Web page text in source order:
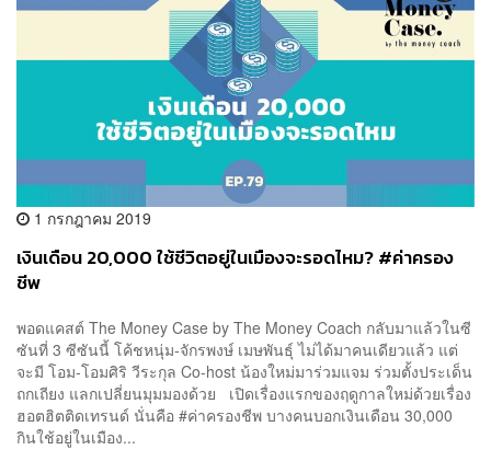
1 กรกฎาคม 2019
เงินเดือน 20,000 ใช้ชีวิตอยู่ในเมืองจะรอดไหม? #ค่าครอง
ชีพ
พอดแคสต์ The Money Case by The Money Coach กลับมาแล้วในซี
ซันที่ 3 ซีซันนี้ โค้ชหนุ่ม-จักรพงษ์ เมษพันธุ์ ไม่ได้มาคนเดียวแล้ว แต่
จะมี โอม-โอมศิริ วีระกุล Co-host น้องใหม่มาร่วมแจม ร่วมตั้งประเด็น
ถกเถียง แลกเปลี่ยนมุมมองด้วย เปิดเรื่องแรกของฤดูกาลใหม่ด้วยเรื่อง
ฮอตฮิตติดเทรนด์ นั่นคือ #ค่าครองชีพ บางคนบอกเงินเดือน 30,000
กินใช้อยู่ในเมือง...